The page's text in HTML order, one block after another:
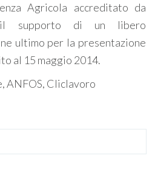
Agricola accreditato da
supporto di un libero
ultimo per la presentazione
al 15 maggio 2014.
ANFOS, Cliclavoro